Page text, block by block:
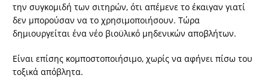
την συγκομιδή των σιτηρών, ότι απέμενε το έκαιγαν γιατί
δεν μπορούσαν να το χρησιμοποιήσουν. Τώρα
δημιουργείται ένα νέο βιοϋλικό μηδενικών αποβλήτων.
Είναι επίσης κομποστοποιήσιμο, χωρίς να αφήνει πίσω του
τοξικά απόβλητα.